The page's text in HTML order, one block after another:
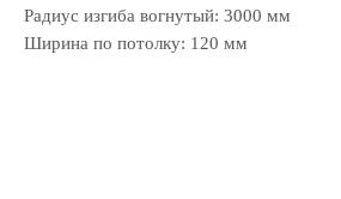
Радиус изгиба вогнутый: 3000 мм
Ширина по потолку: 120 мм